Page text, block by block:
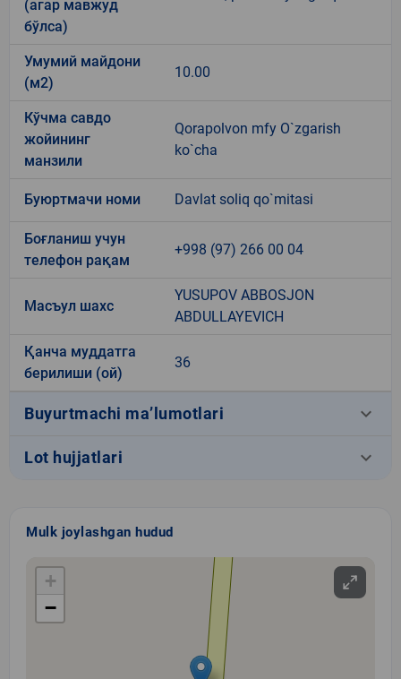
(агар мавжуд
бўлса)
Умумий майдони
(м2)
10.00
Кўчма савдо
жойининг
манзили
Qorapolvon mfy O`zgarish
ko`cha
Буюртмачи номи Davlat soliq qo`mitasi
Боғланиш учун
телефон рақам
+998 (97) 266 00 04
Масъул шахс
YUSUPOV ABBOSJON
ABDULLAYEVICH
Қанча муддатга
берилиши (ой)
36
Buyurtmachi ma’lumotlari keyboard_arrow_down
Lot hujjatlari keyboard_arrow_down
Mulk joylashgan hudud
+
−